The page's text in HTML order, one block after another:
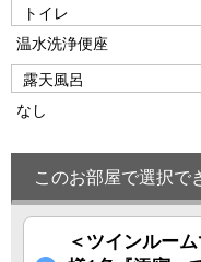
トイレ
温水洗浄便座
露天風呂
なし
このお部屋で選択で
＜ツインルー